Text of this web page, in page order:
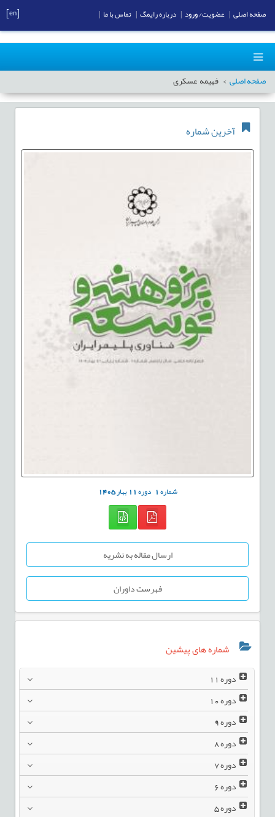
صفحه اصلی فهیمه عسکری
آخرین شماره
شماره1 دوره11بهار1405
ارسال مقاله به نشریه
فهرست داوران
شماره های پیشین
دوره11
دوره10
دوره9
دوره8
دوره7
دوره6
دوره5
صفحه اصلی عضویت/ ورود درباره رایمگ تماس با ما